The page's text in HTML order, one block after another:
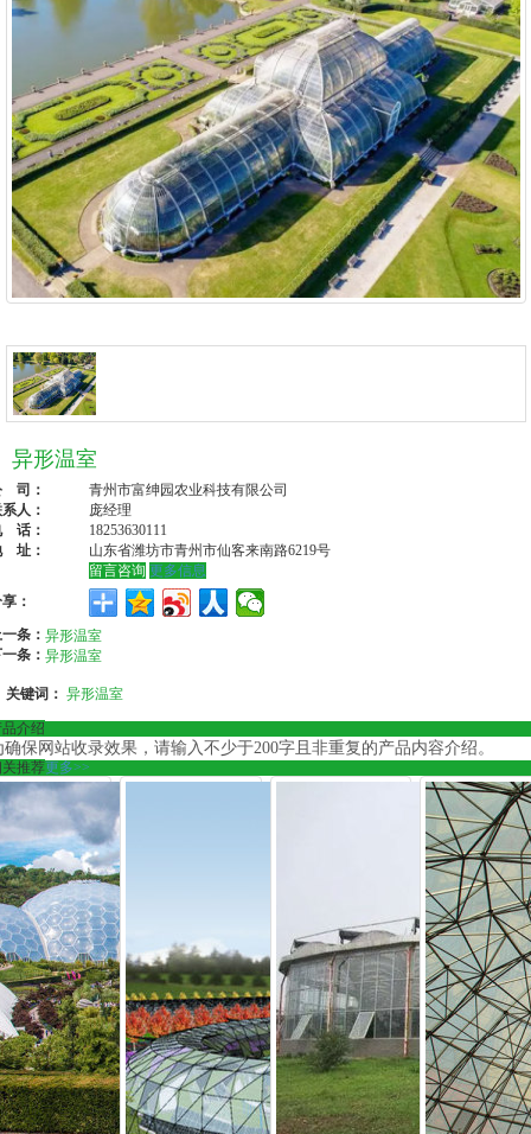
异形温室
司：
青州市富绅园农业科技有限公司
人：
庞经理
话：
18253630111
址：
山东省潍坊市青州市仙客来南路6219号
留言咨询 更多信息
：
条： 异形温室
条： 异形温室
关键词： 异形温室
介绍
确保网站收录效果，请输入不少于200字且非重复的产品内容介绍。
推荐更多>>